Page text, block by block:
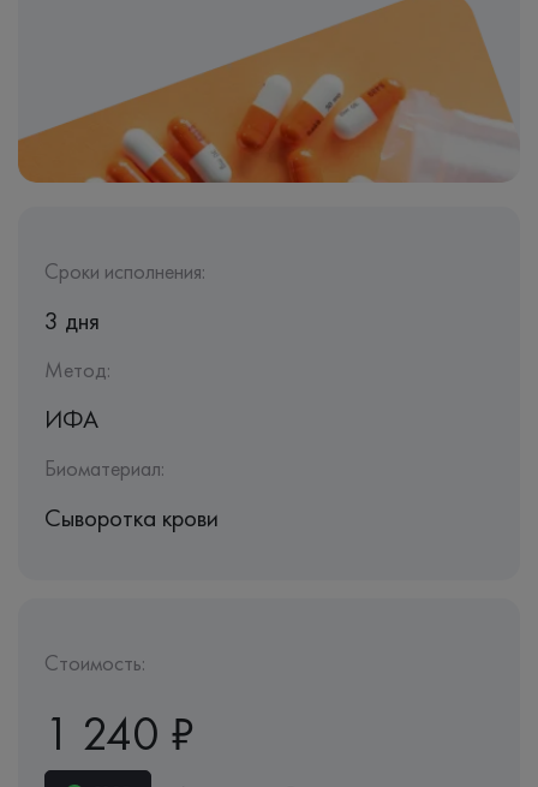
Сроки исполнения:
3 дня
Метод:
ИФА
Биоматериал:
Сыворотка крови
Стоимость:
1 240 ₽